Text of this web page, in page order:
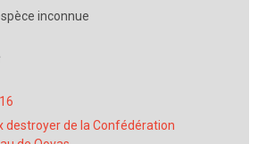
inconnue
destroyer de la Confédération